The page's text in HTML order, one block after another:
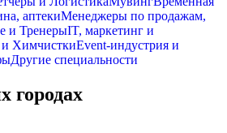
аптекиМенеджеры по продажам,
и ТренерыIT, маркетинг и
ХимчисткиEvent-индустрия и
Другие специальности
городах